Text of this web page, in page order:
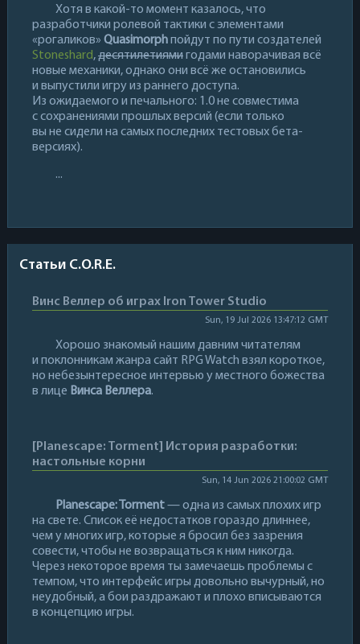
Хотя в какой-то момент казалось, что
разработчики ролевой тактики с элементами
«рогаликов» Quasimorphпойдут по пути создателей
Stoneshard,десятилетиямигодами наворачивая всё
новые механики, однако они всё же остановились
и выпустили игру из раннего доступа.
Из ожидаемого и печального: 1.0 не совместима
с сохранениями прошлых версий (если только
вы не сидели на самых последних тестовых бета-
версиях).
...
Статьи C.O.R.E.
Винс Веллер об играх Iron Tower Studio
Sun, 19 Jul 2026 13:47:12 GMT
Хорошо знакомый нашим давним читателям
и поклонникам жанра сайт RPG Watch взял короткое,
но небезынтересное интервью у местного божества
в лице Винса Веллера.
[Planescape: Torment] История разработки:
настольные корни
Sun, 14 Jun 2026 21:00:02 GMT
Planescape: Torment— одна из самых плохих игр
на свете. Список её недостатков гораздо длиннее,
чем у многих игр, которые я бросил без зазрения
совести, чтобы не возвращаться к ним никогда.
Через некоторое время ты замечаешь проблемы с
темпом, что интерфейс игры довольно вычурный, но
неудобный, а бои раздражают и плохо вписываются
в концепцию игры.